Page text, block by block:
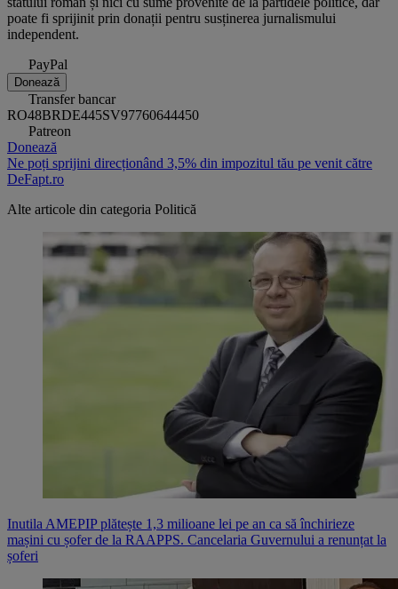
poate fi sprijinit prin donații pentru susținerea jurnalismului
independent.
PayPal
Donează
Transfer bancar
RO48BRDE445SV97760644450
Patreon
Donează
Ne poți sprijini direcționând 3,5% din impozitul tău pe venit către
DeFapt.ro
Alte articole din categoria Politică
Inutila AMEPIP plătește 1,3 milioane lei pe an ca să închirieze
mașini cu șofer de la RAAPPS. Cancelaria Guvernului a renunțat la
șoferi